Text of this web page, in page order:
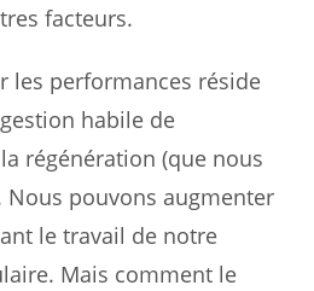
facteurs.
les performances réside
habile de
régénération (que nous
pouvons augmenter
le travail de notre
Mais comment le